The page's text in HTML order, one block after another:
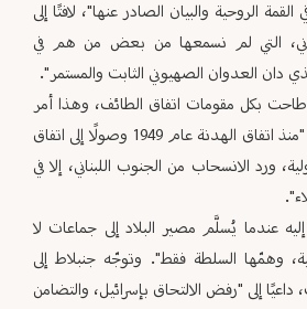
الروحية والبيان الصادر عنها"، لافتًا إلى
التي لم نسمعها من بعض من هم في
دان العدوان الصهيوني الثابت والمستمر".
أطاحت بكل مقومات اتفاق الطائف، وهذا أمر
خطير جدًا"، مشيرًا إلى أنه "منذ اتفاق الهدنة عام 1949 وصولًا إلى اتفاق
ورد الانسحاب من الجنوب اللبناني، إلا في
عندما يُسلَّم مصير البلاد إلى جماعات لا
وهمّها السلطة فقط". وتوجّه جنبلاط إلى
داعيًا إلى "رفض الالتحاق بإسرائيل، والتضامن